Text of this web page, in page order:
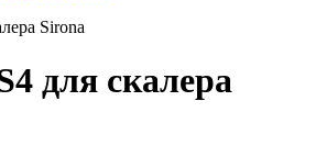
для скалера